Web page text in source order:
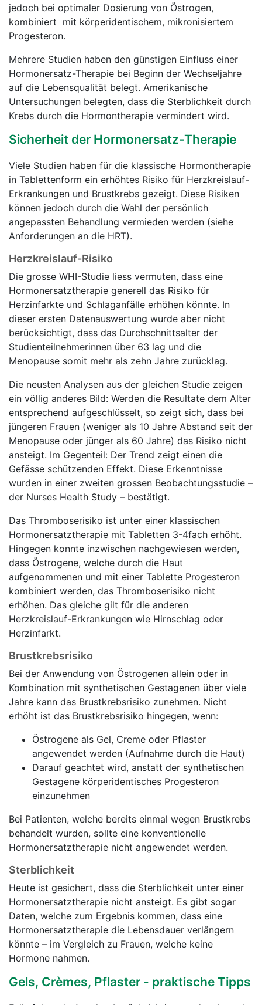
jedoch bei optimaler Dosierung von Östrogen,
kombiniert mit körperidentischem, mikronisiertem
Progesteron.
Mehrere Studien haben den günstigen Einfluss einer
Hormonersatz-Therapie bei Beginn der Wechseljahre
auf die Lebensqualität belegt. Amerikanische
Untersuchungen belegten, dass die Sterblichkeit durch
Krebs durch die Hormontherapie vermindert wird.
Sicherheit der Hormonersatz-Therapie
Viele Studien haben für die klassische Hormontherapie
in Tablettenform ein erhöhtes Risiko für Herzkreislauf-
Erkrankungen und Brustkrebs gezeigt. Diese Risiken
können jedoch durch die Wahl der persönlich
angepassten Behandlung vermieden werden (siehe
Anforderungen an die HRT).
Herzkreislauf-Risiko
Die grosse WHI-Studie liess vermuten, dass eine
Hormonersatztherapie generell das Risiko für
Herzinfarkte und Schlaganfälle erhöhen könnte. In
dieser ersten Datenauswertung wurde aber nicht
berücksichtigt, dass das Durchschnittsalter der
Studienteilnehmerinnen über 63 lag und die
Menopause somit mehr als zehn Jahre zurücklag.
Die neusten Analysen aus der gleichen Studie zeigen
ein völlig anderes Bild: Werden die Resultate dem Alter
entsprechend aufgeschlüsselt, so zeigt sich, dass bei
jüngeren Frauen (weniger als 10 Jahre Abstand seit der
Menopause oder jünger als 60 Jahre) das Risiko nicht
ansteigt. Im Gegenteil: Der Trend zeigt einen die
Gefässe schützenden Effekt. Diese Erkenntnisse
wurden in einer zweiten grossen Beobachtungsstudie –
der Nurses Health Study – bestätigt.
Das Thromboserisiko ist unter einer klassischen
Hormonersatztherapie mit Tabletten 3-4fach erhöht.
Hingegen konnte inzwischen nachgewiesen werden,
dass Östrogene, welche durch die Haut
aufgenommenen und mit einer Tablette Progesteron
kombiniert werden, das Thromboserisiko nicht
erhöhen. Das gleiche gilt für die anderen
Herzkreislauf-Erkrankungen wie Hirnschlag oder
Herzinfarkt.
Brustkrebsrisiko
Bei der Anwendung von Östrogenen allein oder in
Kombination mit synthetischen Gestagenen über viele
Jahre kann das Brustkrebsrisiko zunehmen. Nicht
erhöht ist das Brustkrebsrisiko hingegen, wenn:
Östrogene als Gel, Creme oder Pflaster
angewendet werden (Aufnahme durch die Haut)
Darauf geachtet wird, anstatt der synthetischen
Gestagene körperidentisches Progesteron
einzunehmen
Bei Patienten, welche bereits einmal wegen Brustkrebs
behandelt wurden, sollte eine konventionelle
Hormonersatztherapie nicht angewendet werden.
Sterblichkeit
Heute ist gesichert, dass die Sterblichkeit unter einer
Hormonersatztherapie nicht ansteigt. Es gibt sogar
Daten, welche zum Ergebnis kommen, dass eine
Hormonersatztherapie die Lebensdauer verlängern
könnte – im Vergleich zu Frauen, welche keine
Hormone nahmen.
Gels, Crèmes, Pflaster - praktische Tipps